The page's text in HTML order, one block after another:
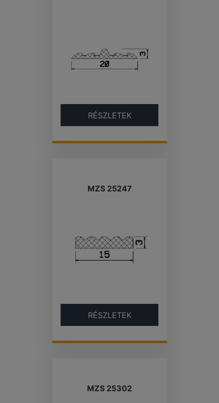
RÉSZLETEK
MZS 25247
RÉSZLETEK
MZS 25302